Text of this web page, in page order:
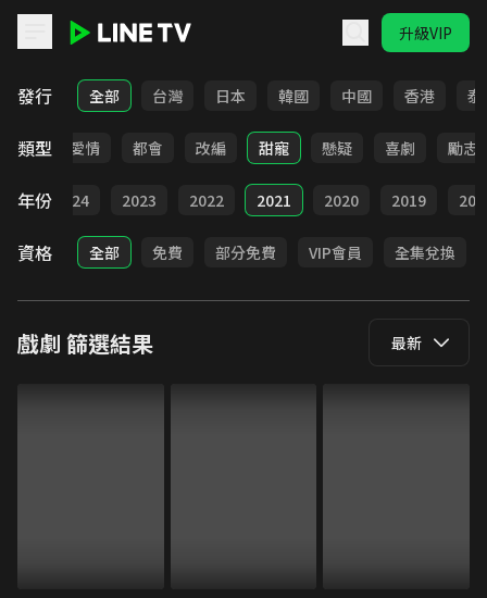
升級VIP
LINE TV - 戲劇
發行 全部 台灣 日本 韓國 中國 香港 泰
類型
古裝 愛情 都會 改編 甜寵 懸疑 喜劇 勵志
年份 2024 2023 2022 2021 2020 2019
資格 全部 免費 部分免費 VIP會員 全集兌換
戲劇 篩選結果 最新